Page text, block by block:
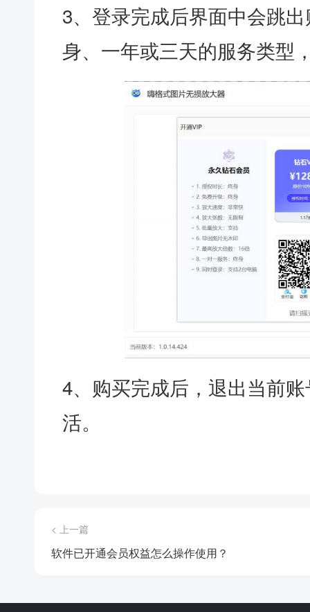
3、登录完成后界面中会跳
身、一年或三天的服务类型
4、购买完成后，退出当前
活。
< 上一篇
软件已开通会员权益怎么操作使用？